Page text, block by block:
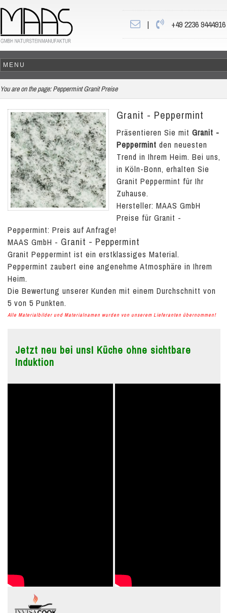
| +49 2236 9444916
You are on the page: Peppermint Granit Preise
Granit - Peppermint
Präsentieren Sie mit Granit -
Peppermint den neuesten
Trend in Ihrem Heim. Bei uns,
in Köln-Bonn, erhalten Sie
Granit Peppermint für Ihr
Zuhause.
Hersteller: MAAS GmbH
Preise für Granit -
Peppermint: Preis auf Anfrage!
MAAS GmbH - Granit - Peppermint
Granit Peppermint ist ein erstklassiges Material.
Peppermint zaubert eine angenehme Atmosphäre in Ihrem
Heim.
Die Bewertung unserer Kunden mit einem Durchschnitt von
5 von 5 Punkten.
Alle Materialbilder und Materialnamen wurden von unserem Lieferanten übernommen!
Jetzt neu bei uns! Küche ohne sichtbare
Induktion